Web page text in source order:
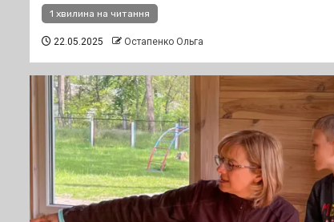
1 хвилина на читання
22.05.2025 Остапенко Ольга